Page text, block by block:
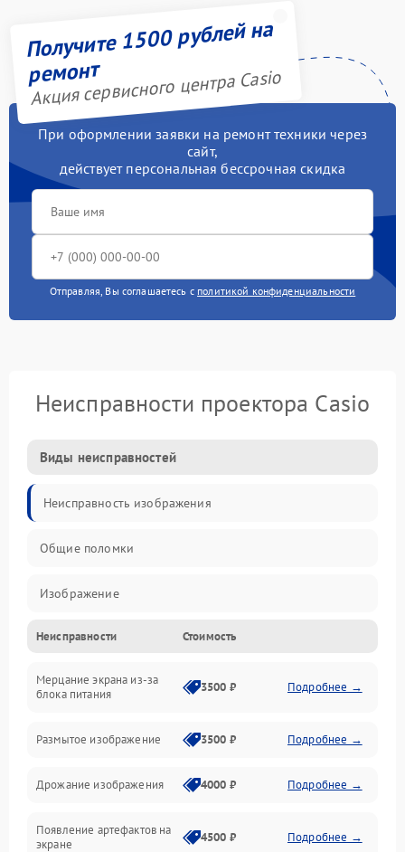
Получите 1500 рублей на
ремонт
Акция сервисного центра Casio
При оформлении заявки на ремонт техники через
сайт,
действует персональная бессрочная скидка
Отправляя, Вы соглашаетесь с политикой конфиденциальности
Неисправности проектора Casio
Виды неисправностей
Неисправность изображения
Общие поломки
Изображение
Лампа подсветки
Неисправность управления и интерфейсов
Неисправности Стоимость
Мерцание экрана из-за
блока питания
3500 ₽ Подробнее →
Размытое изображение 3500 ₽ Подробнее →
Дрожание изображения 4000 ₽ Подробнее →
Появление артефактов на
экране
4500 ₽ Подробнее →